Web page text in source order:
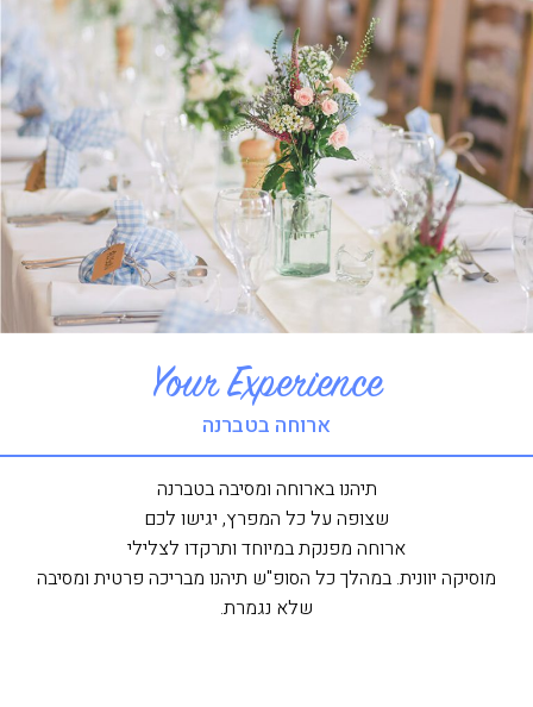
Your Experience
ארוחה בטברנה
תיהנו בארוחה ומסיבה בטברנה
שצופה על כל המפרץ, יגישו לכם
ארוחה מפנקת במיוחד ותרקדו לצלילי
מוסיקה יוונית. במהלך כל הסופ"ש תיהנו מבריכה פרטית ומסיבה
שלא נגמרת.